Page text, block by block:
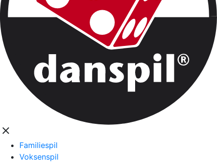
close
Familiespil
Voksenspil